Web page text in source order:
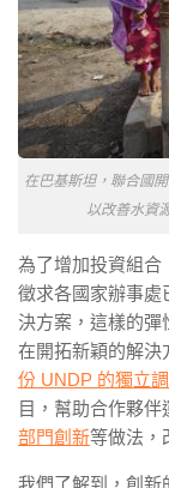
在巴基斯坦，聯合國
以改善水資
為了增加投資組合
徵求各國家辦事處
決方案，這樣的彈
在開拓新穎的解決
份 UNDP 的獨立
目，幫助合作夥伴
部門創新等做法，
我們了解到， 創新